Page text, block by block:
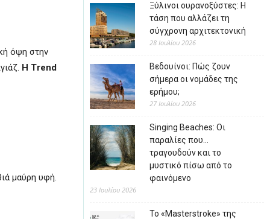
όψη στην
Η Trend
μαύρη υφή.
Ξύλινοι ουρανοξύστες: Η
τάση που αλλάζει τη
σύγχρονη αρχιτεκτονική
28 Ιουλίου 2026
Βεδουίνοι: Πώς ζουν
σήμερα οι νομάδες της
ερήμου;
27 Ιουλίου 2026
Singing Beaches: Οι
παραλίες που…
τραγουδούν και το
μυστικό πίσω από το
φαινόμενο
23 Ιουλίου 2026
Το «Masterstroke» της